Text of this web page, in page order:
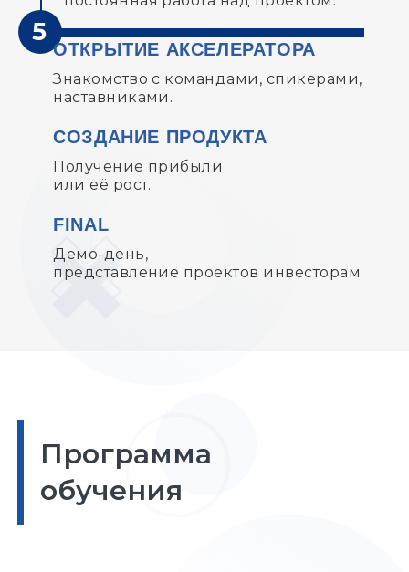
ОТКРЫТИЕ АКСЕЛЕРАТОРА
Знакомство с командами, спикерами,
наставниками.
СОЗДАНИЕ ПРОДУКТА
Получение прибыли
или её рост.
FINAL
Демо-день,
представление проектов инвесторам.
Программа
обучения